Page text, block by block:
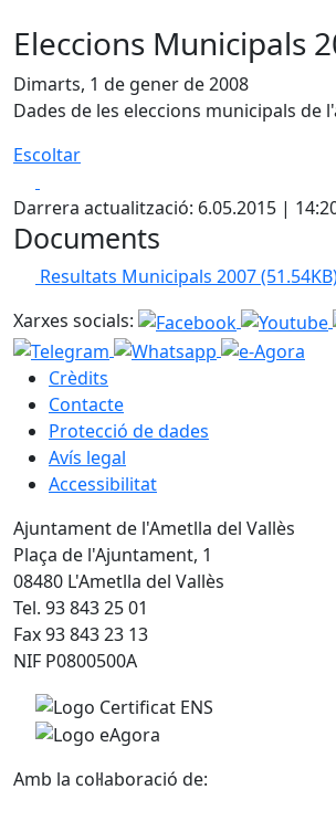
Eleccions Municipals
Dimarts, 1 de gener de 2008
Dades de les eleccions municipals de
Escoltar
Darrera actualització: 6.05.2015 |
Documents
Resultats Municipals 2007
Xarxes socials:
Crèdits
Contacte
Protecció de dades
Avís legal
Accessibilitat
Ajuntament de l'Ametlla del Vallès
Plaça de l'Ajuntament, 1
08480 L'Ametlla del Vallès
Tel. 93 843 25 01
Fax 93 843 23 13
NIF P0800500A
Amb la col·laboració de: